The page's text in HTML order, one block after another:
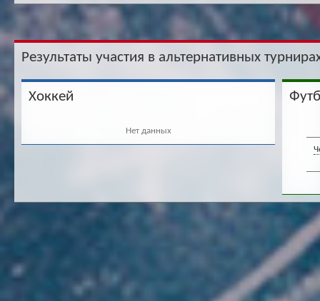
Результаты участия в альтернативных
Хоккей
Нет данных